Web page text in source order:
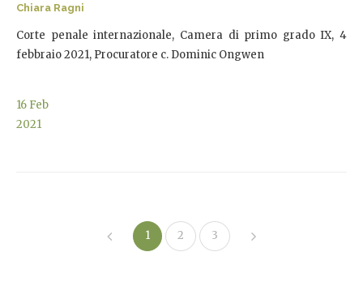
Chiara Ragni
Corte penale internazionale, Camera di primo grado IX, 4
febbraio 2021, Procuratore c. Dominic Ongwen
16 Feb
2021
1 2 3